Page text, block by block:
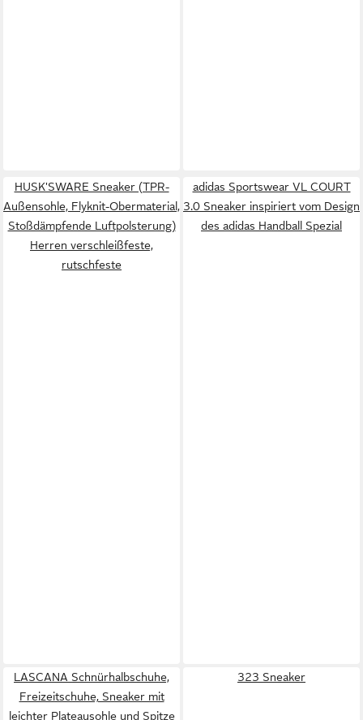
HUSK'SWARE Sneaker (TPR-
Außensohle, Flyknit-Obermaterial,
Stoßdämpfende Luftpolsterung)
Herren verschleißfeste,
rutschfeste
adidas Sportswear VL COURT
3.0 Sneaker inspiriert vom Design
des adidas Handball Spezial
LASCANA Schnürhalbschuhe,
Freizeitschuhe, Sneaker mit
leichter Plateausohle und Spitze
323 Sneaker